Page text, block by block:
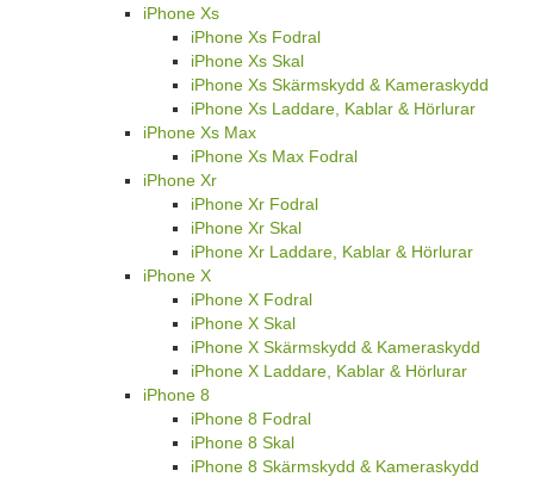
iPhone Xs
iPhone Xs Fodral
iPhone Xs Skal
iPhone Xs Skärmskydd & Kameraskydd
iPhone Xs Laddare, Kablar & Hörlurar
iPhone Xs Max
iPhone Xs Max Fodral
iPhone Xr
iPhone Xr Fodral
iPhone Xr Skal
iPhone Xr Laddare, Kablar & Hörlurar
iPhone X
iPhone X Fodral
iPhone X Skal
iPhone X Skärmskydd & Kameraskydd
iPhone X Laddare, Kablar & Hörlurar
iPhone 8
iPhone 8 Fodral
iPhone 8 Skal
iPhone 8 Skärmskydd & Kameraskydd